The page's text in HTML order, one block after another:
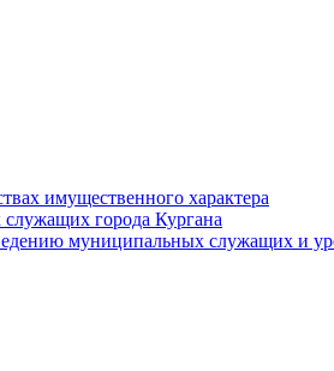
имущественного характера
города Кургана
муниципальных служащих и